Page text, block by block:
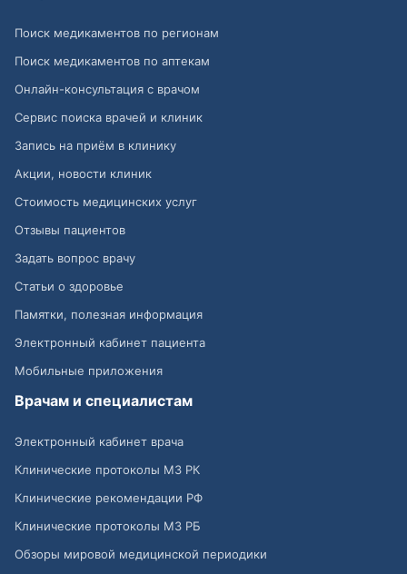
Поиск медикаментов по регионам
Поиск медикаментов по аптекам
Онлайн-консультация с врачом
Сервис поиска врачей и клиник
Запись на приём в клинику
Акции, новости клиник
Стоимость медицинских услуг
Отзывы пациентов
Задать вопрос врачу
Статьи о здоровье
Памятки, полезная информация
Электронный кабинет пациента
Мобильные приложения
Врачам и специалистам
Электронный кабинет врача
Клинические протоколы МЗ РК
Клинические рекомендации РФ
Клинические протоколы МЗ РБ
Обзоры мировой медицинской периодики